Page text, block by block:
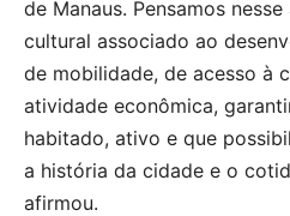
de Manaus. Pensamos
cultural associado ao
de mobilidade, de acesso à
atividade econômica,
habitado, ativo e que
a história da cidade e o
afirmou.